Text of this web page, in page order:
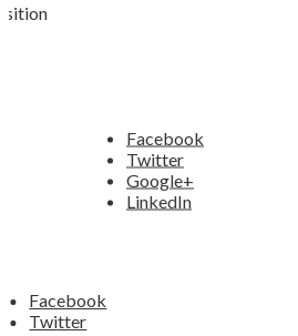
Facebook
Twitter
Google+
LinkedIn
Facebook
Twitter